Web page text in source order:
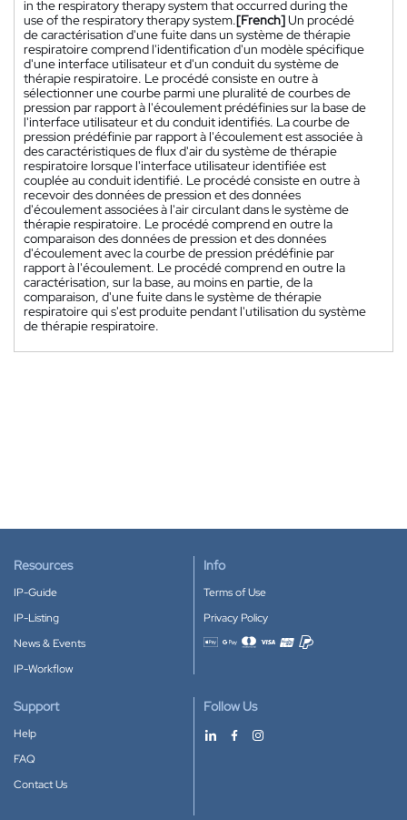
in the respiratory therapy system that occurred during the
use of the respiratory therapy system.[French]Un procédé
de caractérisation d'une fuite dans un système de thérapie
respiratoire comprend l'identification d'un modèle spécifique
d'une interface utilisateur et d'un conduit du système de
thérapie respiratoire. Le procédé consiste en outre à
sélectionner une courbe parmi une pluralité de courbes de
pression par rapport à l'écoulement prédéfinies sur la base de
l'interface utilisateur et du conduit identifiés. La courbe de
pression prédéfinie par rapport à l'écoulement est associée à
des caractéristiques de flux d'air du système de thérapie
respiratoire lorsque l'interface utilisateur identifiée est
couplée au conduit identifié. Le procédé consiste en outre à
recevoir des données de pression et des données
d'écoulement associées à l'air circulant dans le système de
thérapie respiratoire. Le procédé comprend en outre la
comparaison des données de pression et des données
d'écoulement avec la courbe de pression prédéfinie par
rapport à l'écoulement. Le procédé comprend en outre la
caractérisation, sur la base, au moins en partie, de la
comparaison, d'une fuite dans le système de thérapie
respiratoire qui s'est produite pendant l'utilisation du système
de thérapie respiratoire.
Resources
IP-Guide
IP-Listing
News & Events
IP-Workflow
Info
Terms of Use
Privacy Policy
Accepted payment methods
Support
Help
FAQ
Contact Us
Follow Us